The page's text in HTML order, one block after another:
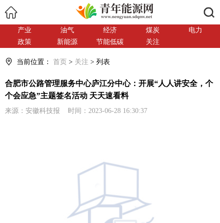
产业 油气 经济 煤炭
电力
政策
新能源 节能低碳 关注
当前位置： 首页 > 关注 > 列表
合肥市公路管理服务中心庐江分中心：开展“人人讲安全，个
个会应急”主题签名活动 天天速看料
来源：安徽科技报 时间：2023-06-28 16:30:37